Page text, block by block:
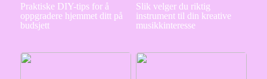
Praktiske DIY-tips for å
oppgradere hjemmet ditt på
budsjett
Slik velger du riktig
instrument til din kreative
musikkinteresse